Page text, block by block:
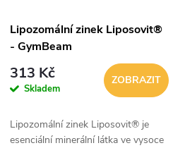
Lipozomální zinek Liposovit®
- GymBeam
313 Kč
Skladem
ZOBRAZIT
Lipozomální zinek Liposovit® je
esenciální minerální látka ve vysoce